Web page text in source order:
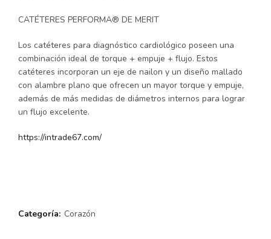
CATÉTERES PERFORMA® DE MERIT
Los catéteres para diagnóstico cardiológico poseen una
combinación ideal de torque + empuje + flujo. Estos
catéteres incorporan un eje de nailon y un diseño mallado
con alambre plano que ofrecen un mayor torque y empuje,
además de más medidas de diámetros internos para lograr
un flujo excelente.
https://intrade67.com/
Categoría: Corazón